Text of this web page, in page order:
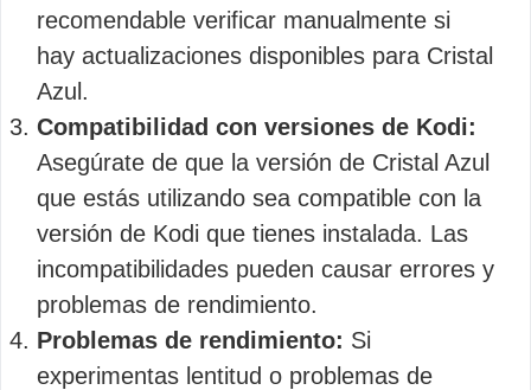
recomendable verificar manualmente si
hay actualizaciones disponibles para Cristal
Azul.
Compatibilidad con versiones de Kodi:
Asegúrate de que la versión de Cristal Azul
que estás utilizando sea compatible con la
versión de Kodi que tienes instalada. Las
incompatibilidades pueden causar errores y
problemas de rendimiento.
Problemas de rendimiento: Si
experimentas lentitud o problemas de